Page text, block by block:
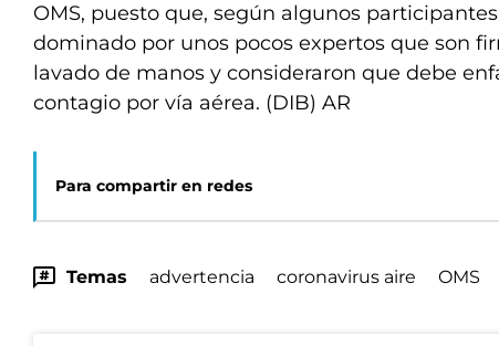
OMS, puesto que, según algunos
dominado por unos pocos expertos que son
lavado de manos y consideraron que debe
contagio por vía aérea. (DIB) AR
Para compartir en redes
Temas advertencia coronavirus aire OMS